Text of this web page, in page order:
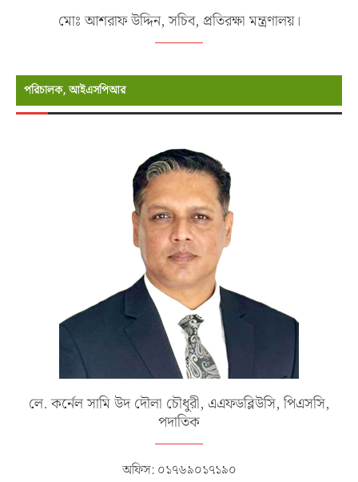
মোঃ আশরাফ উদ্দিন, সচিব, প্রতিরক্ষা মন্ত্রণালয়।
পরিচালক, আইএসপিআর
লে. কর্নেল সামি উদ দৌলা চৌধুরী, এএফডব্লিউসি, পিএসসি,
পদাতিক
অফিস: ০১৭৬৯০১৭১৯০